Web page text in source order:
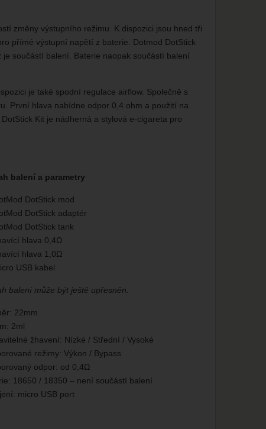
změny výstupního režimu. K dispozici jsou hned tři
přímé výstupní napětí z baterie. Dotmod DotStick
součástí balení. Baterie naopak součástí balení
je také spodní regulace airflow. Společně s
První hlava nabídne odpor 0,4 ohm a použití na
Kit je nádherná a stylová e-cigareta pro
balení a parametry
DotStick mod
DotStick adaptér
DotStick tank
hlava 0,4Ω
hlava 1,0Ω
USB kabel
balení může být ještě upřesněn.
22mm
2ml
žhavení: Nízké / Střední / Vysoké
režimy: Výkon / Bypass
odpor: od 0,4Ω
18650 / 18350 – není součástí balení
micro USB port